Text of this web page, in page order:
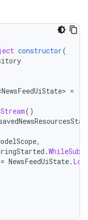
constructor(
=
()
,
.
= NewsFeedUiState.